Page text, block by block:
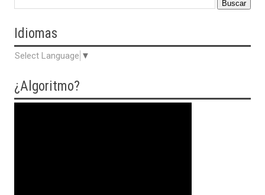
Idiomas
Select Language ▼
¿Algoritmo?